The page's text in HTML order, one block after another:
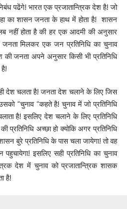
पढेंगे! भारत एक प्रजातान्त्रिक देश है! जो
का शासन जनता के हाथ में होता है! शासन
नहीं होता है की हर एक आदमी की अनुसार
मिलकर एक जन प्रतिनिधि का चुनाव
जनता अपने अनुसार किसी भी प्रतिनिधि
देश चलता है! जनता देश चलाने के लिए जिस
“चुनाव “कहते है! चुनाव में जो प्रतिनिधि
है! इसलिए देश चलाने के लिए प्रतिनिधि
अच्छा हो क्योकि अगर प्रतिनिधि
बुरे प्रतिनिधि के पास चला जायेगा! तो वह
इसलिए सही प्रतिनिधि का चुनाव
देश में चुनाव को प्रजातान्त्रिक शासक
है!